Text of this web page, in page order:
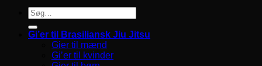
Søg
efter:
Gi’er til Brasiliansk Jiu Jitsu
Gier til mænd
Gi’er til kvinder